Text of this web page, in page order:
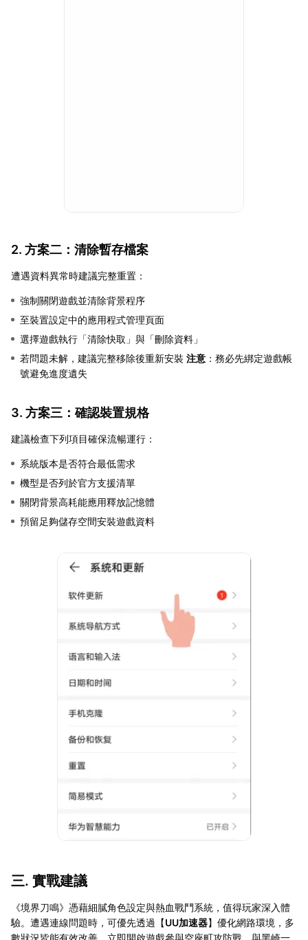
2. 方案二：清除暫存檔案
遭遇資料異常時建議完整重置：
強制關閉遊戲並清除背景程序
至裝置設定中的應用程式管理頁面
選擇遊戲執行「清除快取」與「刪除資料」
若問題未解，建議完整移除後重新安裝 注意 ：務必先綁定遊戲帳
號避免進度遺失
3. 方案三：確認裝置規格
建議檢查下列項目確保流暢運行：
系統版本是否符合最低需求
機型是否列於官方支援清單
關閉背景高耗能應用釋放記憶體
預留足夠儲存空間安裝遊戲資料
三. 實戰建議
《境界刀鳴》憑藉細膩角色設定與熱血戰鬥系統，值得玩家深入體
驗。遭遇連線問題時，可優先透過【UU加速器】優化網路環境，多